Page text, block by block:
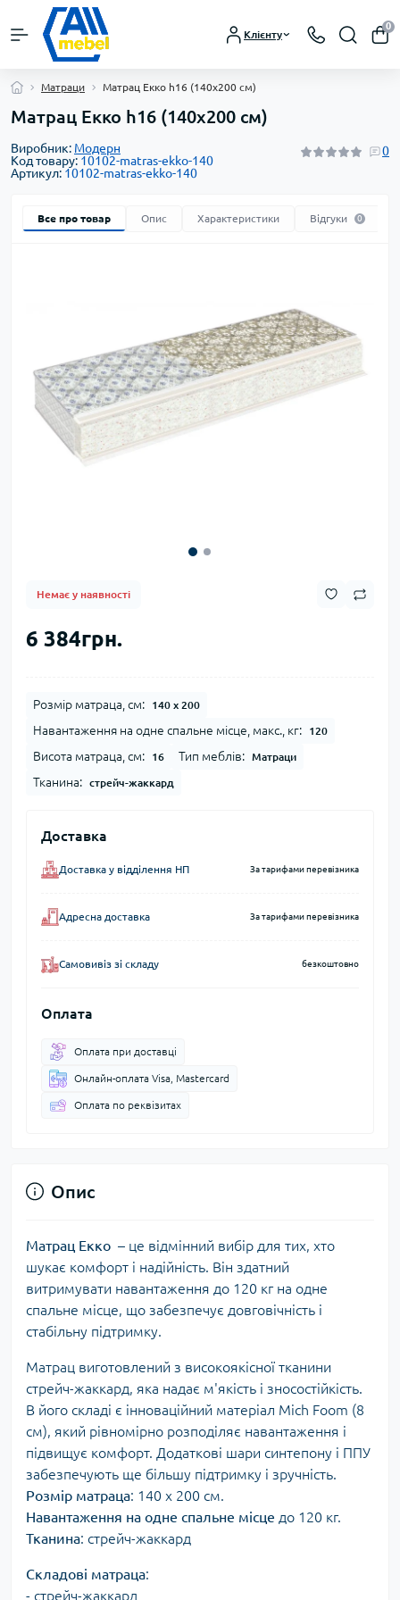
Клієнту
0
Матраци Матрац Екко h16 (140х200 см)
Матрац Екко h16 (140х200 см)
Виробник: Модерн
Код товару: 10102-matras-ekko-140
Артикул: 10102-matras-ekko-140
0
Все про товар Опис Характеристики Відгуки 0
Немає у наявності
6 384грн.
Розмір матраца, см: 140 х 200
Навантаження на одне спальне місце, макс., кг: 120
Висота матраца, см: 16 Тип меблів: Матраци
Тканина: стрейч-жаккард
Доставка
Доставка у відділення НП За тарифами перевізника
Адресна доставка За тарифами перевізника
Самовивіз зі складу безкоштовно
Оплата
Оплата при доставці
Онлайн-оплата Visa, Mastercard
Оплата по реквізитах
Опис
Матрац Екко – це відмінний вибір для тих, хто
шукає комфорт і надійність. Він здатний
витримувати навантаження до 120 кг на одне
спальне місце, що забезпечує довговічність і
стабільну підтримку.
Матрац виготовлений з високоякісної тканини
стрейч-жаккард, яка надає м'якість і зносостійкість.
В його складі є інноваційний матеріал Mich Foom (8
см), який рівномірно розподіляє навантаження і
підвищує комфорт. Додаткові шари синтепону і ППУ
забезпечують ще більшу підтримку і зручність.
Розмір матраца: 140 х 200 см.
Навантаження на одне спальне місце до 120 кг.
Тканина: стрейч-жаккард
Складові матраца:
- стрейч-жаккард